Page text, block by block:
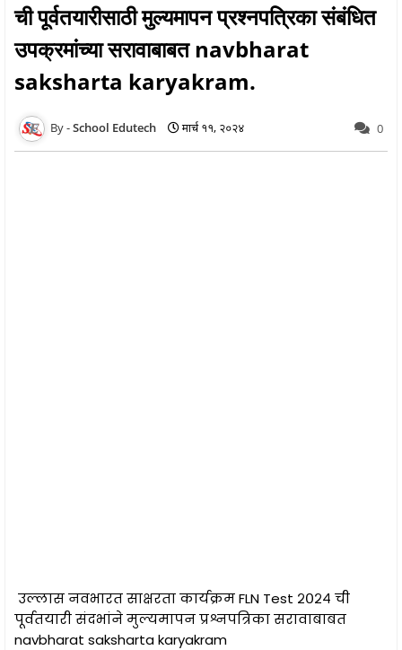
ची पूर्वतयारीसाठी मुल्यमापन प्रश्नपत्रिका संबंधित
उपक्रमांच्या सरावाबाबत navbharat
saksharta karyakram.
School Edutech मार्च ११, २०२४ 0
उल्लास नवभारत साक्षरता कार्यक्रम FLN Test २०२४ ची
पूर्वतयारी संदभांने मुल्यमापन प्रश्नपत्रिका सरावाबाबत
navbharat saksharta karyakram